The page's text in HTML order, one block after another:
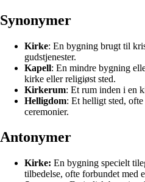
Synonymer
Kirke: En bygning brugt til
gudstjenester.
Kapell: En mindre bygning
kirke eller religiøst sted.
Kirkerum: Et rum inden i en
Helligdom: Et helligt sted,
ceremonier.
Antonymer
Kirke: En bygning specielt
tilbedelse, ofte forbundet med